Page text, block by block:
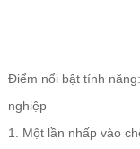
Điểm nổi bật tính
nghiệp
1. Một lần nhấp vào